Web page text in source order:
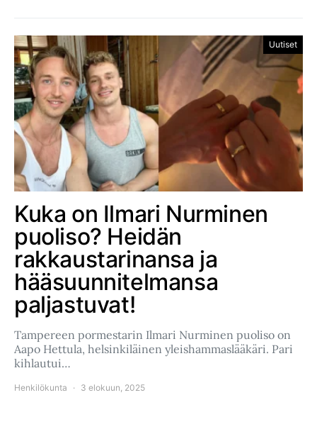
Uutiset
Kuka on Ilmari Nurminen
puoliso? Heidän
rakkaustarinansa ja
hääsuunnitelmansa
paljastuvat!
Tampereen pormestarin Ilmari Nurminen puoliso on
Aapo Hettula, helsinkiläinen yleishammaslääkäri. Pari
kihlautui…
Henkilökunta 3 elokuun, 2025